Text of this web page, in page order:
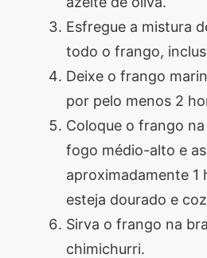
Esfregue a mistura
todo o frango,
Deixe o frango
por pelo menos 2
Coloque o frango
fogo médio-alto e
aproximadamente 1
esteja dourado e
Sirva o frango na
chimichurri.